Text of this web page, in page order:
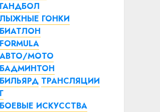
ГОНКИ
МОТО
ТРАНСЛЯЦИИ
ИСКУССТВА